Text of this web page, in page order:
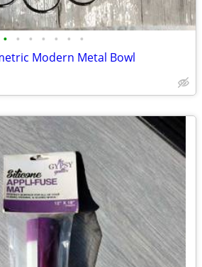
• • • • • • •
Modern Metal Bowl